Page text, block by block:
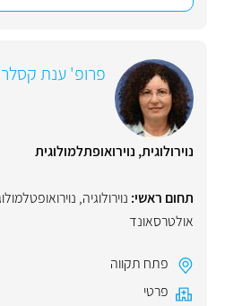
פרופ' ענת קסלר
נוירולוגית, נוירואופתלמולוגית
תחום ראשי: נוירולוגיה,
אולטרסאונד
פתח תקווה
פרטי